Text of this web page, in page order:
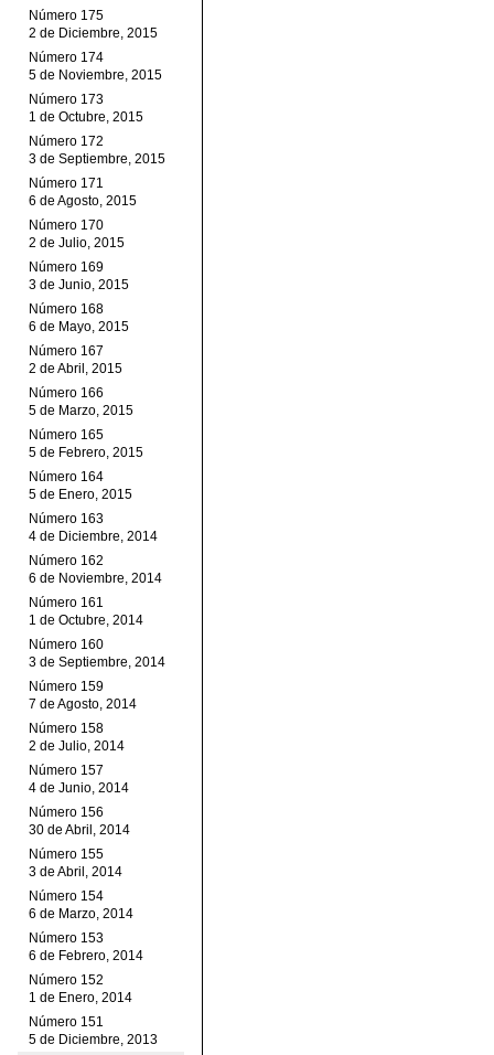
Número 175
2 de Diciembre, 2015
Número 174
5 de Noviembre, 2015
Número 173
1 de Octubre, 2015
Número 172
3 de Septiembre, 2015
Número 171
6 de Agosto, 2015
Número 170
2 de Julio, 2015
Número 169
3 de Junio, 2015
Número 168
6 de Mayo, 2015
Número 167
2 de Abril, 2015
Número 166
5 de Marzo, 2015
Número 165
5 de Febrero, 2015
Número 164
5 de Enero, 2015
Número 163
4 de Diciembre, 2014
Número 162
6 de Noviembre, 2014
Número 161
1 de Octubre, 2014
Número 160
3 de Septiembre, 2014
Número 159
7 de Agosto, 2014
Número 158
2 de Julio, 2014
Número 157
4 de Junio, 2014
Número 156
30 de Abril, 2014
Número 155
3 de Abril, 2014
Número 154
6 de Marzo, 2014
Número 153
6 de Febrero, 2014
Número 152
1 de Enero, 2014
Número 151
5 de Diciembre, 2013